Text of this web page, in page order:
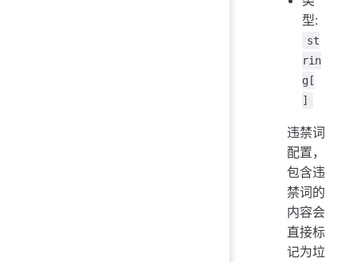
型:
st
rin
g[
]
违禁词
配置，
包含违
禁词的
内容会
直接标
记为垃